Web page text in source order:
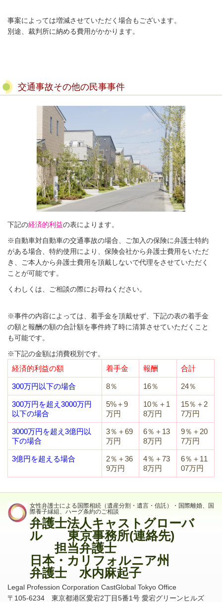
事案によっては増減させていただく場合もございます。
別途、裁判所に納める費用がかかります。
交通事故その他の民事事件
下記の経済的利益の表によります。
※自動車対自動車の交通事故の場合、ご加入の保険に弁護士特約
がある場合、特約使用により、保険会社から弁護士費用をいただ
き、ご本人から弁護士費用を頂戴しないで代理をさせていただく
ことが可能です。
くわしくは、ご相談の際にお尋ねください。
※事件の内容によっては、着手金を頂戴せず、下記の表の着手金
の額と報酬の額の合計額を事件終了時に清算させていただくこと
も可能です。
※下記の金額は消費税別です。
経済的利益の額 着手金 報酬 合計
300万円以下の場合 8％ 16％ 24％
300万円を超え3000万円
以下の場合
5%＋9
万円
10％＋1
8万円
15％＋2
7万円
3000万円を超え3億円以
下の場合
3％＋69
万円
6％＋13
8万円
9％＋20
7万円
3億円を超える場合
2％＋36
9万円
4％＋73
8万円
6％＋11
07万円
女性弁護士による国際相続（遺産分割・遺言・信託）・国際離婚、国
際養子縁組、ハーグ条約のご相談
弁護士法人キャストグローバ
ル 東京事務所(連絡先)
担当弁護士
日本・カリフォルニア州
弁護士 水内麻起子
Legal Profession Corporation CastGlobal Tokyo Office
〒 105-6234 東京都港区愛宕2丁目5番1号 愛宕グリーンヒルズ